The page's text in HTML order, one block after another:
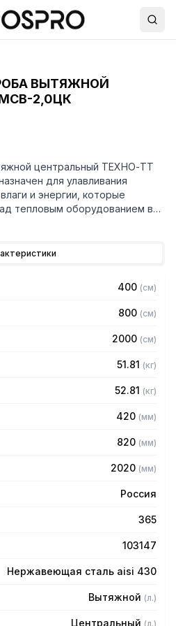
ВЫТЯЖНОЙ
2,0ЦК
центральный ТЕХНО-ТТ
для улавливания
и энергии, которые
тепловым оборудованием в
в себя продукты сгорания и
микроклимат в помещении и
цеха.
в форме короба
сталь AISI 430 толщиной
(жироуловителями)
400 (см)
800 (см)
2000 (см)
51.81 (кг)
52.81 (кг)
420 (мм)
820 (мм)
2020 (мм)
Россия
365
103147
Нержавеющая сталь aisi 430
Вытяжной (л.)
Центральный (л.)